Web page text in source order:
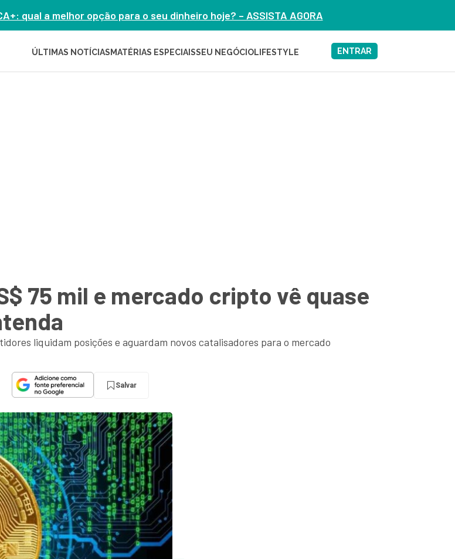
qual a melhor opção para o seu dinheiro hoje? – ASSISTA AGORA
ÚLTIMAS NOTÍCIAS MATÉRIAS ESPECIAISSEU NEGÓCIOLIFESTYLE ENTRAR
75 mil e mercado cripto vê quase
liquidam posições e aguardam novos catalisadores para o mercado
Salvar